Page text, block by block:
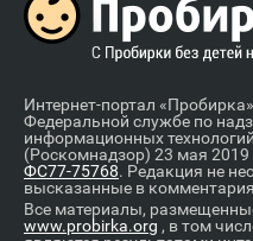
Интернет-портал
Федеральной службе по
информационных
(Роскомнадзор) 23 мая
ФС77-75768. Редакция не
высказанные в
Все материалы,
www.probirka.org , в том